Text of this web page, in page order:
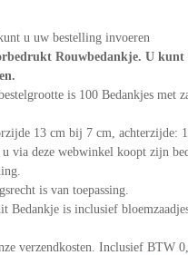
u uw bestelling invoeren
Rouwbedankje. U kunt
is 100 Bedankjes met
13 cm bij 7 cm, achterzijde:
u via deze webwinkel koopt zijn
is van toepassing.
Bedankje is inclusief
verzendkosten. Inclusief BTW